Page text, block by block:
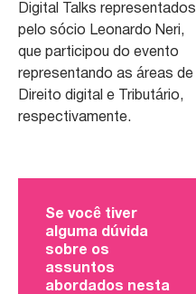
Digital Talks representados
pelo sócio Leonardo Neri,
que participou do evento
representando as áreas de
Direito digital e Tributário,
respectivamente.
Se você tiver
alguma dúvida
sobre os
assuntos
abordados nesta